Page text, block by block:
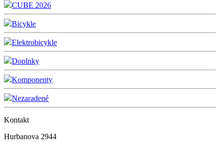
CUBE 2026
Bicykle
Elektrobicykle
Doplnky
Komponenty
Nezaradené
Kontakt
Hurbanova 2944